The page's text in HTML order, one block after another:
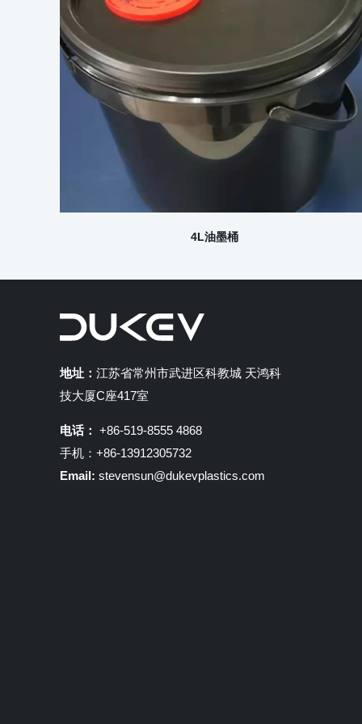
4L油墨桶
地址： 江苏省常州市武进区科教城 天鸿科
技大厦C座417室
电话： +86-519-8555 4868
手机：+86-13912305732
Email: stevensun@dukevplastics.com